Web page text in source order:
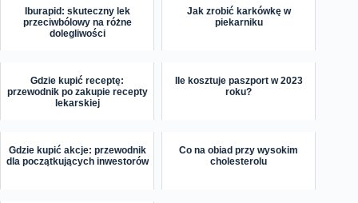
Iburapid: skuteczny lek
przeciwbólowy na różne
dolegliwości
Jak zrobić karkówkę w
piekarniku
Gdzie kupić receptę:
przewodnik po zakupie recepty
lekarskiej
Ile kosztuje paszport w 2023
roku?
Gdzie kupić akcje: przewodnik
dla początkujących inwestorów
Co na obiad przy wysokim
cholesterolu